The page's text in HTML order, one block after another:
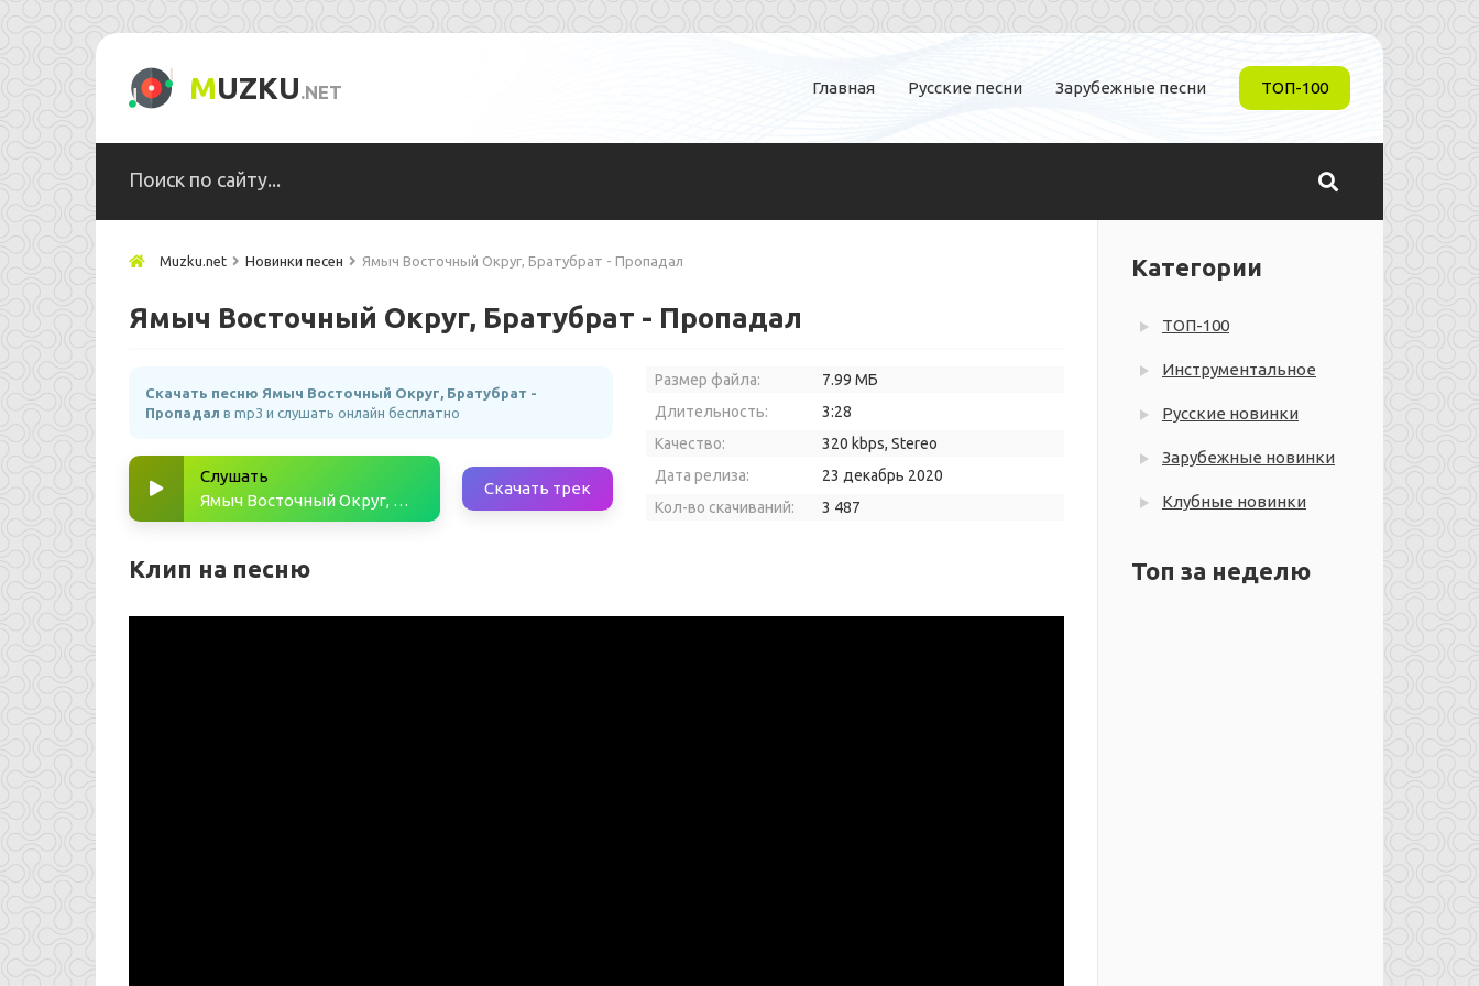
MUZKU.NET Главная Русские песни Зарубежные песни ТОП-100
Muzku.net Новинки песен Ямыч Восточный Округ, Братубрат - Пропадал
Ямыч Восточный Округ, Братубрат - Пропадал
Скачать песню Ямыч Восточный Округ, Братубрат -
Пропадал в mp3 и слушать онлайн бесплатно
Слушать
Ямыч Восточный Округ, Братубрат - Пропадал
Скачать трек
Размер файла:
7.99 МБ
Длительность:
3:28
Качество:
320 kbps, Stereo
Дата релиза:
23 декабрь 2020
Кол-во скачиваний:
3 487
Клип на песню
Категории
ТОП-100
Инструментальное
Русские новинки
Зарубежные новинки
Клубные новинки
Топ за неделю